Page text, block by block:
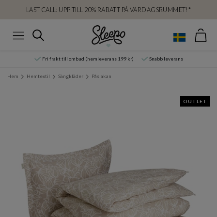
LAST CALL: UPP TILL 20% RABATT PÅ VARDAGSRUMMET!*
Sök
Fri frakt till ombud (hemleverans 199 kr) Snabb leverans
Hem Hemtextil Sängkläder Påslakan
OUTLET